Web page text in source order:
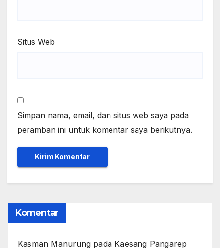
Situs Web
Simpan nama, email, dan situs web saya pada
peramban ini untuk komentar saya berikutnya.
Komentar
Kasman Manurung pada Kaesang Pangarep